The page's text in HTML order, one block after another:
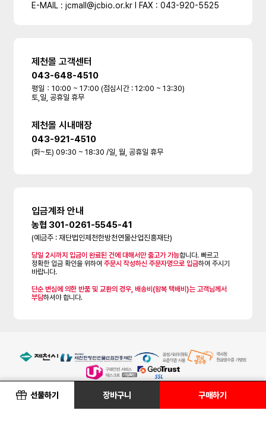
선물하기 장바구니 구매하기
E-MAIL : jcmall@jcbio.or.kr l FAX : 043-920-5525
제천몰 고객센터
043-648-4510
평일：10:00 ~ 17:00 (점심시간 : 12:00 ~ 13:30)
토,일, 공휴일 휴무
제천몰 시내매장
043-921-4510
(화~토) 09:30 ~ 18:30 /일, 월, 공휴일 휴무
입금계좌 안내
농협 301-0261-5545-41
(예금주 : 재단법인제천한방천연물산업진흥재단)
당일 2시까지 입금이 완료된 건에 대해서만 출고가 가능합니다. 빠르고
정확한 입금 확인을 위하여주문시 작성하신 주문자명으로 입금하여 주시기
바랍니다.
단순 변심에 의한 반품 및 교환의 경우, 배송비(왕복 택배비)는 고객님께서
부담하셔야 합니다.
한방바이오제천몰은 인터넷 판매 중개시스템만 제공하며 등록된 판매물품과 물품의
내용에 대해서는 일체 책임을 지지않습니다.